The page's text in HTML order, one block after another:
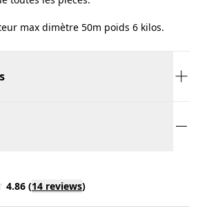
max dimètre 50m poids 6 kilos.
4.86 (14 reviews)